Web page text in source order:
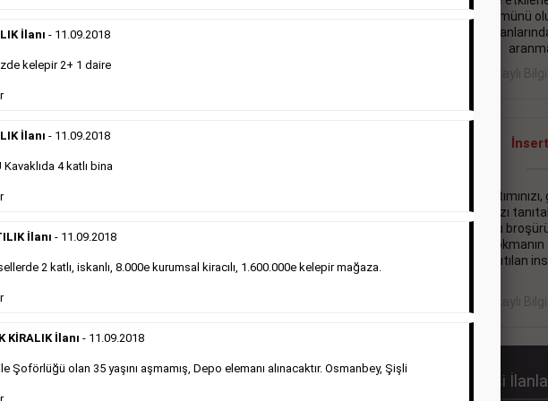
eleman ilanlarında 6 kelime sayısı şartı
önemli bir bölümünü
eleman
Detaylı
ilanlara göre daha ekonomiktir.
Firma
promosyonlarınızı
dağıtmaktır. Bu
içine kadar
içerisinde dağıtılan
Detaylı
Kampanyalarımız Sabah Gazetesi
İlanı - 11.09.2018
kelepir 2+ 1 daire
İlanı - 11.09.2018
Kavaklıda 4 katlı bina
İlanı - 11.09.2018
2 katlı, iskanlı, 8.000e kurumsal kiracılı, 1.600.000e kelepir mağaza.
KİRALIK İlanı - 11.09.2018
Şoförlüğü olan 35 yaşını aşmamış, Depo elemanı alınacaktır. Osmanbey, Şişli